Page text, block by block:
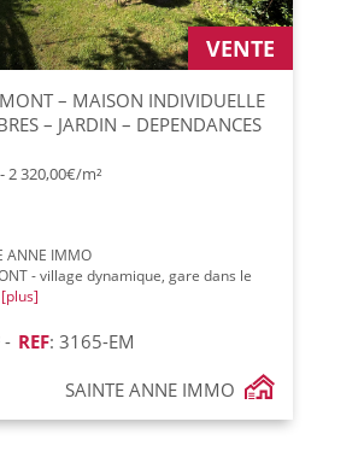
VENTE
– MAISON INDIVIDUELLE
– JARDIN – DEPENDANCES
- 2 320,00€/m²
ANNE IMMO
- village dynamique, gare dans le
[plus]
- REF: 3165-EM
SAINTE ANNE IMMO